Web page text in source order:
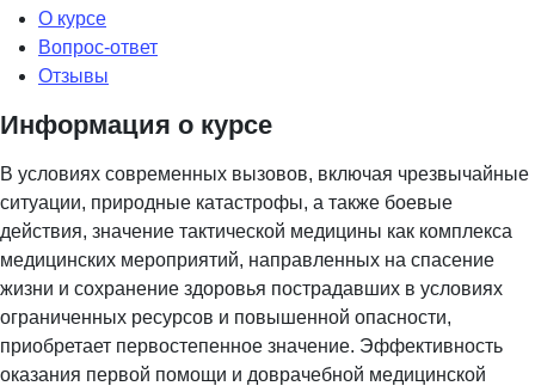
О курсе
Вопрос-ответ
Отзывы
Информация о курсе
В условиях современных вызовов, включая чрезвычайные
ситуации, природные катастрофы, а также боевые
действия, значение тактической медицины как комплекса
медицинских мероприятий, направленных на спасение
жизни и сохранение здоровья пострадавших в условиях
ограниченных ресурсов и повышенной опасности,
приобретает первостепенное значение. Эффективность
оказания первой помощи и доврачебной медицинской